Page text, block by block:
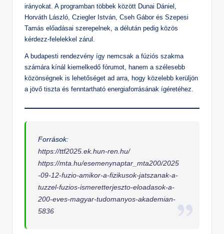
irányokat. A programban többek között Dunai Dániel,
Horváth László, Cziegler István, Cseh Gábor és Szepesi
Tamás előadásai szerepelnek, a délután pedig közös
kérdezz-felelekkel zárul.
A budapesti rendezvény így nemcsak a fúziós szakma
számára kínál kiemelkedő fórumot, hanem a szélesebb
közönségnek is lehetőséget ad arra, hogy közelebb kerüljön
a jövő tiszta és fenntartható energiaforrásának ígéretéhez.
Források:
https://ttf2025.ek.hun-ren.hu/
https://mta.hu/esemenynaptar_mta200/2025
-09-12-fuzio-amikor-a-fizikusok-jatszanak-a-
tuzzel-fuzios-ismeretterjeszto-eloadasok-a-
200-eves-magyar-tudomanyos-akademian-
5836